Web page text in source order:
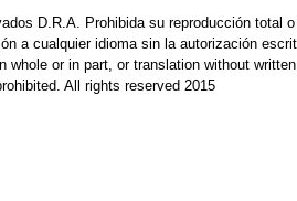
D.R.A. Prohibida su reproducción total o
a cualquier idioma sin la autorización
whole or in part, or translation without written
All rights reserved 2015